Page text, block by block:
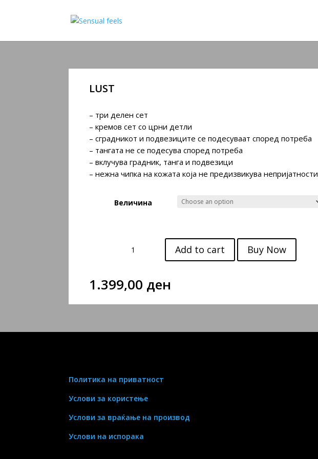
LUST
– три делен сет
– кремов сет со црни детли
– сградникот и подвезиците се подесуваат според потреба
– тангата не се подесува според потреба
– вклучува градник, танга и подвезици
– нежна чипка на кожата која не предизвикува непријатности
Величина
quantity
Add to cart Buy Now
1.399,00 ден
Политика на приватност
Услови за користење
Услови за враќање на производ
Услови на испорака